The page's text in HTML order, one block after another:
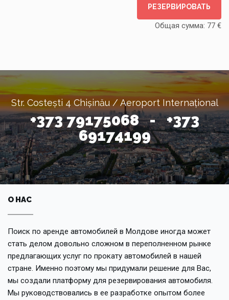
РЕЗЕРВИРОВАТЬ
Общая сумма: 77 €
Str. Costești 4 Chișinău / Aeroport Internațional
+373 79175068 - +373
69174199
О НАС
Поиск по аренде автомобилей в Молдове иногда может
стать делом довольно сложном в переполненном рынке
предлагающих услуг по прокату автомобилей в нашей
стране. Именно поэтому мы придумали решение для Вас,
мы создали платформу для резервирования автомобиля.
Мы руководствовались в ее разработке опытом более